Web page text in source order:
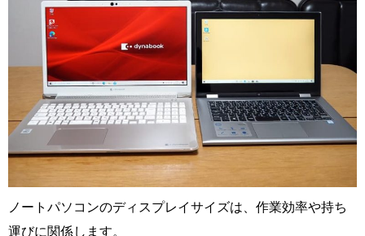
ノートパソコンのディスプレイサイズは、作業効率や持ち
運びに関係します。